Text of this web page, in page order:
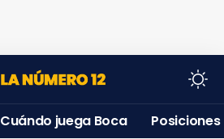
Cuándo juega Boca Posiciones